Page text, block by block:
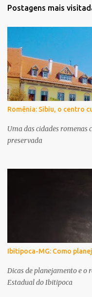
Postagens mais
Romênia: Sibiu, o centro
Uma das cidades
preservada
Ibitipoca-MG: Como
Dicas de planejamento e o
Estadual do Ibitipoca